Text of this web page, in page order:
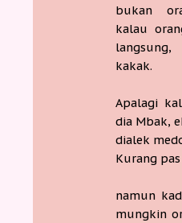
bukan
kalau
kakak.
Apalagi
dia Mbak,
dialek
Kurang
namun
mungkin